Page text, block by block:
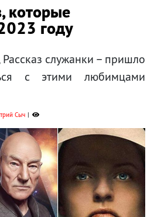
которые
году
служанки – пришло
с этими любимцами
Сыч